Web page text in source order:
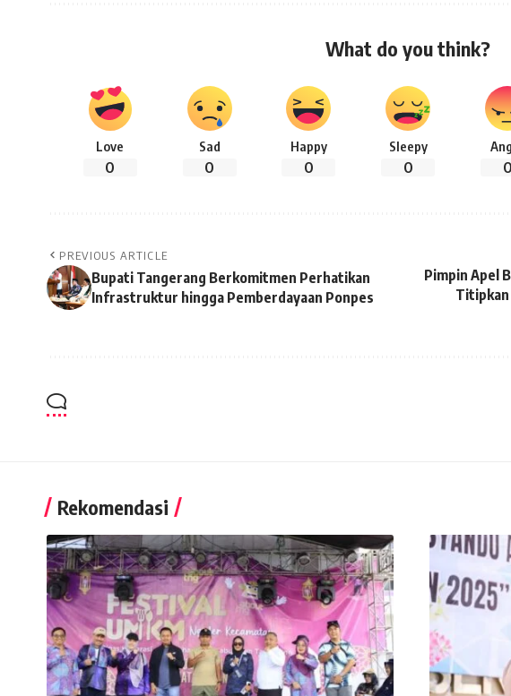
What do you think?
Love
0
Sad
0
Happy
0
Sleepy
0 0
PREVIOUS ARTICLE
Bupati Tangerang Berkomitmen Perhatikan
Infrastruktur hingga Pemberdayaan Ponpes
Pimpin Apel
Titipkan
Rekomendasi